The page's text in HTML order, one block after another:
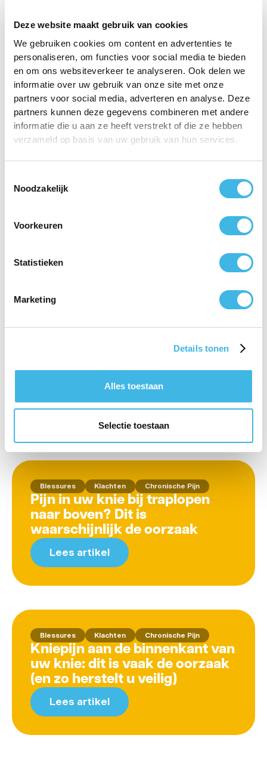
Deze website maakt gebruik van cookies
We gebruiken cookies om content en advertenties te
personaliseren, om functies voor social media te bieden
en om ons websiteverkeer te analyseren. Ook delen we
informatie over uw gebruik van onze site met onze
partners voor social media, adverteren en analyse. Deze
partners kunnen deze gegevens combineren met andere
informatie die u aan ze heeft verstrekt of die ze hebben
verzameld op basis van uw gebruik van hun services.
Noodzakelijk
Voorkeuren
Statistieken
Marketing
Details tonen
Alles toestaan
Selectie toestaan
Een tenniselleboog gaat in veel gevallen vanzelf over,
behandeling nodig is, wordt vaak aangeraden de
elleboog zoveel mogelijk normaal te gebruiken. Als
kracht zetten of tillen veel pijn doet, probeer dit dan
met de arm in een andere houding. Bij aanhoudende
klachten kan medicatie verlichting geven of kan een
elleboogbrace worden gebruikt om de pijn te
verlichten. Ook kan koelen met ijs helpen.
overwegen een fysiotherapeut te raadplegen voor
Pijnscheuten in je Knie? De
Duidelijkheid Geeft
Lees artikel
Blessures Klachten Chronische Pijn
Pijn in uw knie bij traplopen
naar boven? Dit is
waarschijnlijk de oorzaak
Lees artikel
Blessures Klachten Chronische Pijn
Kniepijn aan de binnenkant van
uw knie: dit is vaak de oorzaak
(en zo herstelt u veilig)
Lees artikel